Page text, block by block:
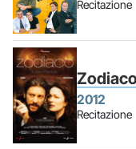
Recitazione
2012
Recitazione